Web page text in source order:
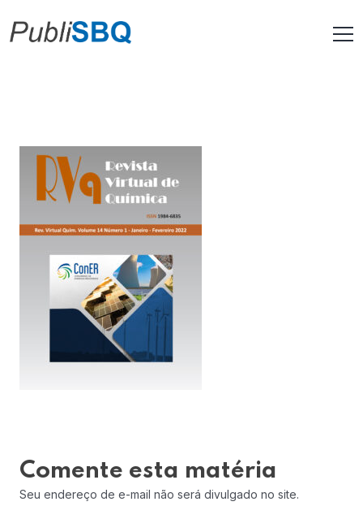
Comente esta matéria
Seu endereço de e-mail não será divulgado no site.